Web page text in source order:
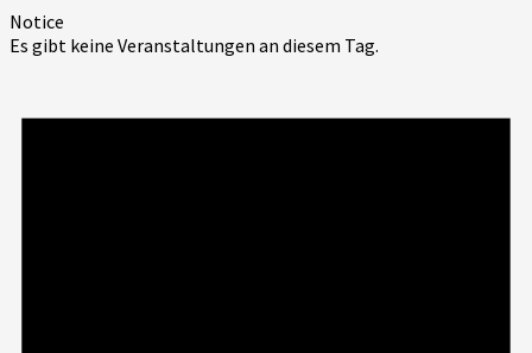
Notice
Es gibt keine Veranstaltungen an diesem Tag.